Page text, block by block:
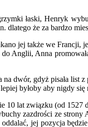
łaski, Henryk
dlatego że za bardzo
jej także we Francji,
Anglii, Anna
dwór, gdyż pisała
byłoby aby nigdy się
lat związku (od 1527
zazdrości ze
jej pozycja